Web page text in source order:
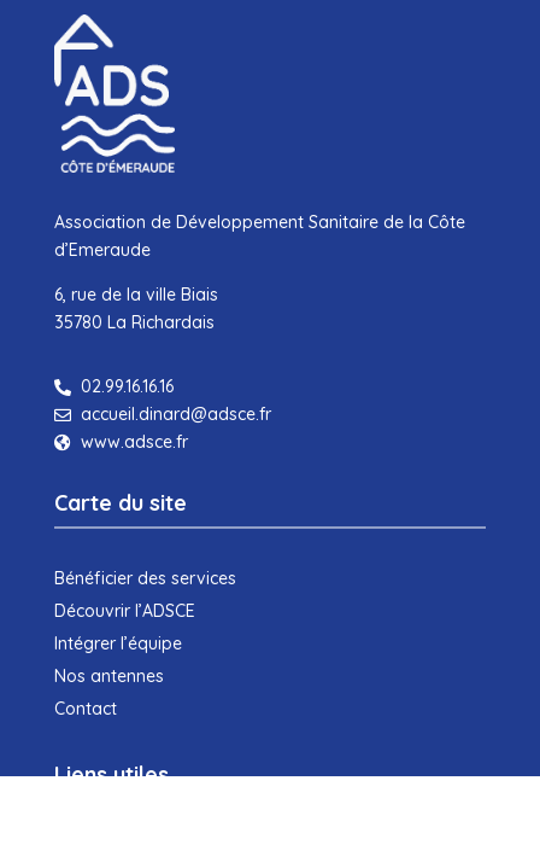
Association de Développement Sanitaire de la Côte
d’Emeraude
6, rue de la ville Biais
35780 La Richardais
 02.99.16.16.16
 accueil.dinard@adsce.fr
 www.adsce.fr
Carte du site
Bénéficier des services
Découvrir l’ADSCE
Intégrer l’équipe
Nos antennes
Contact
Liens utiles